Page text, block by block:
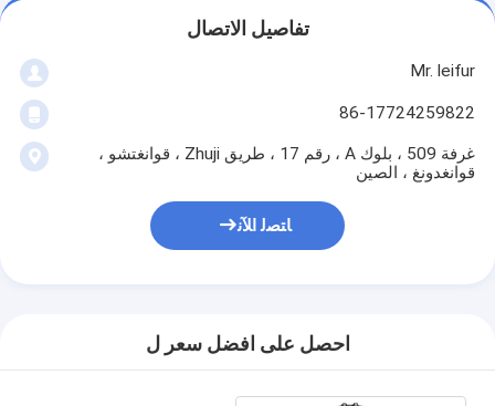
تفاصيل الاتصال
Mr. leifur
86-17724259822
غرفة 509 ، بلوك A ، رقم 17 ، طريق Zhuji ، قوانغتشو ،
قوانغدونغ ، الصين
ﺎﺘﺼﻟ ﺍﻶﻧ
احصل على افضل سعر ل